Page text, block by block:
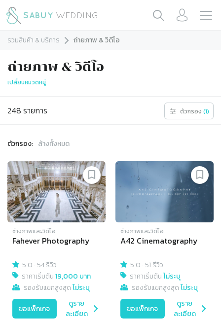
รวมสินค้า & บริการ ถ่ายภาพ & วิดีโอ
ถ่ายภาพ & วิดีโอ
เปลี่ยนหมวดหมู่
248 รายการ ตัวกรอง (1)
ตัวกรอง: ล้างทั้งหมด
ช่างภาพและวิดีโอ
Fahever Photography
5.0 · 54 รีวิว
ราคาเริ่มต้น19,000 บาท
รองรับแขกสูงสุดไม่ระบุ
ขอแพ็กเกจ
ดูราย
ละเอียด
ช่างภาพและวิดีโอ
A42 Cinematography
5.0 · 51 รีวิว
ราคาเริ่มต้นไม่ระบุ
รองรับแขกสูงสุดไม่ระบุ
ขอแพ็กเกจ
ดูราย
ละเอียด